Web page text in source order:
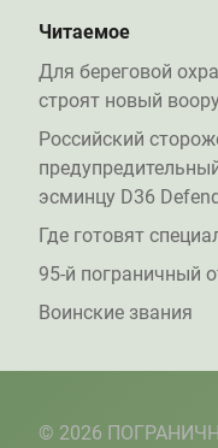
Читаемое
Для береговой
строят новый
Российский
эсминцу D36
Где готовят
95-й пограничный
Воинские звания
© 2026